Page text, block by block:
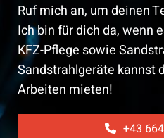
Ruf mich an, um deinen
Ich bin für dich da, wenn
KFZ-Pflege sowie
Sandstrahlgeräte kannst
Arbeiten mieten!
+43